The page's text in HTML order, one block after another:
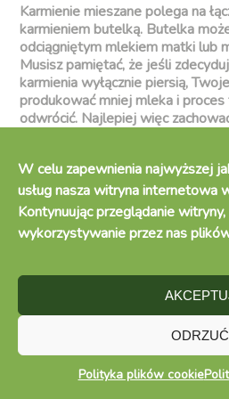
W celu zapewnienia najwyższej
usług nasza witryna internetowa
Kontynuując przeglądanie
wykorzystywanie przez nas
ODRZUĆ
Polityka plików cookie
Karmienie mieszane polega na
karmieniem butelką. Butelka
odciągniętym mlekiem matki lub
Musisz pamiętać, że jeśli
karmienia wyłącznie piersią,
produkować mniej mleka i
odwrócić. Najlepiej więc
Powodów do karmienia
powrót do pracy,
chęć zaangażowania w
na przykład partnera lub
problemy z wagą